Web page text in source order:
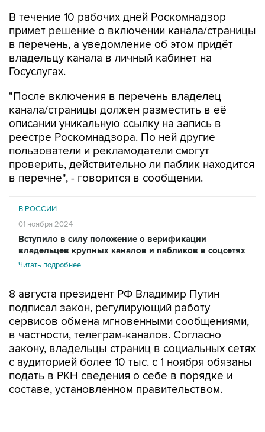
В течение 10 рабочих дней Роскомнадзор
примет решение о включении канала/страницы
в перечень, а уведомление об этом придёт
владельцу канала в личный кабинет на
Госуслугах.
"После включения в перечень владелец
канала/страницы должен разместить в её
описании уникальную ссылку на запись в
реестре Роскомнадзора. По ней другие
пользователи и рекламодатели смогут
проверить, действительно ли паблик находится
в перечне", - говорится в сообщении.
В РОССИИ
01 ноября 2024
Вступило в силу положение о верификации
владельцев крупных каналов и пабликов в соцсетях
Читать подробнее
8 августа президент РФ Владимир Путин
подписал закон, регулирующий работу
сервисов обмена мгновенными сообщениями,
в частности, телеграм-каналов. Согласно
закону, владельцы страниц в социальных сетях
с аудиторией более 10 тыс. с 1 ноября обязаны
подать в РКН сведения о себе в порядке и
составе, установленном правительством.